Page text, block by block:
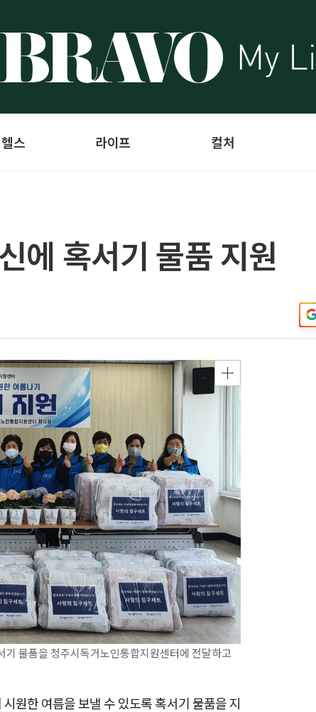
헬스 라이프 컬처
에 혹서기 물품 지원
물품을 청주시독거노인통합지원센터에 전달하고
원한 여름을 보낼 수 있도록 혹서기 물품을 지